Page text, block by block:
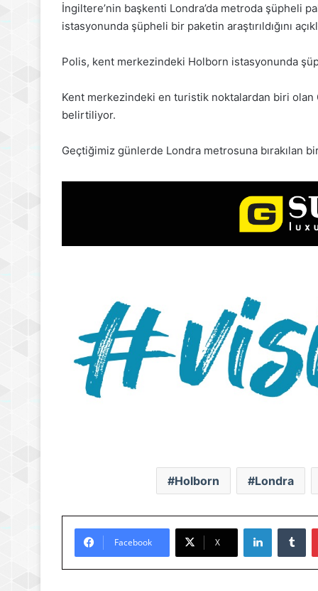
İngiltere’nin başkenti Londra’da metroda şüpheli
istasyonunda şüpheli bir paketin araştırıldığını
Polis, kent merkezindeki Holborn istasyonunda
Kent merkezindeki en turistik noktalardan biri olan
belirtiliyor.
Geçtiğimiz günlerde Londra metrosuna bırakılan
Holborn Londra
Facebook X
LinkedIn